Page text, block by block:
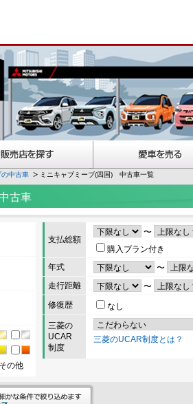
の中古車 ミニキャブミーブ(四国) 中古車一覧
古車
その他
支払総額
〜
購入プラン付き
年式
〜
走行距離
〜
修復歴
なし
三菱の
UCAR
制度
三菱のUCAR制度とは？